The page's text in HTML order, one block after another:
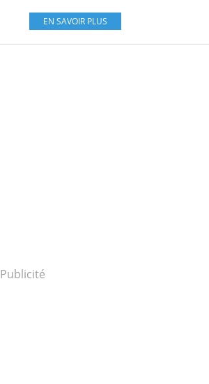
EN SAVOIR PLUS
Publicité